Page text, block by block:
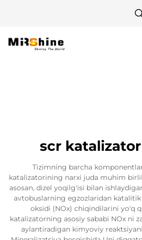
scr
Tizimning barcha
katalizatorining narxi juda muhim
asosan, dizel yoqilg'isi bilan
avtobuslarning egzozlaridan
oksidi (NOx) chiqindilarini yo'q
katalizatorning asosiy sababi NOx ni
aylantiradigan kimyoviy